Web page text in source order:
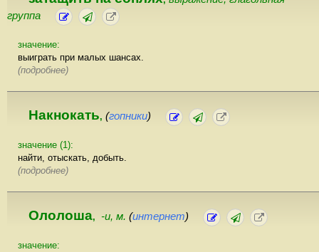
группа
значение:
выиграть при малых шансах.
(подробнее)
Накнокать, (гопники)
значение (1):
найти, отыскать, добыть.
(подробнее)
Ололоша, -и, м. (интернет)
значение: